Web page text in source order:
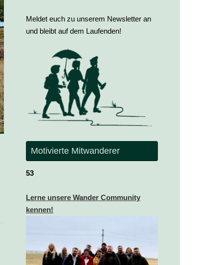
Meldet euch zu unserem Newsletter an
und bleibt auf dem Laufenden!
Motivierte Mitwanderer
53
Lerne unsere Wander Community
kennen!